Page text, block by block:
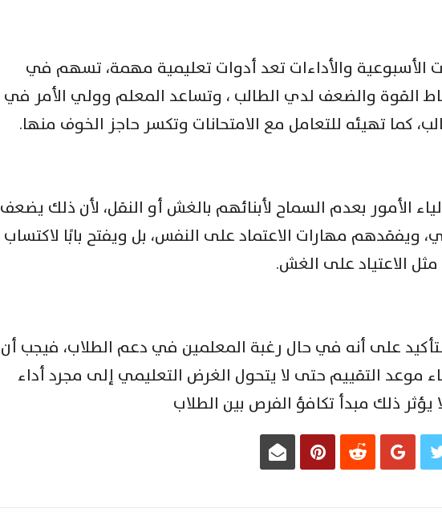
الأسبوعية والأداءات تعد أدوات تعليمية مهمة، تسهم في
القوة والضعف لدي الطالب ، وتساعد المعلم وولي الأمر في
كما تهيئه للتعامل مع الامتحانات وتكسر حاجز الخوف منها.
الأمور بعدم السماح لأبنائهم بالغش أو النقل، لأن ذلك يضعف
ويفقدهم مهارات الاعتماد على النفس، بل ويفتح بابًا لاكتساب
الاعتياد على الغش.
على أنه في حال رغبة المعلمين في دعم الطلاب، فيجب أن
موعد التقييم حتى لا يتحول الغرض التعليمي إلى مجرد أداء
ذلك مبدأ تكافؤ الفرص بين الطلاب